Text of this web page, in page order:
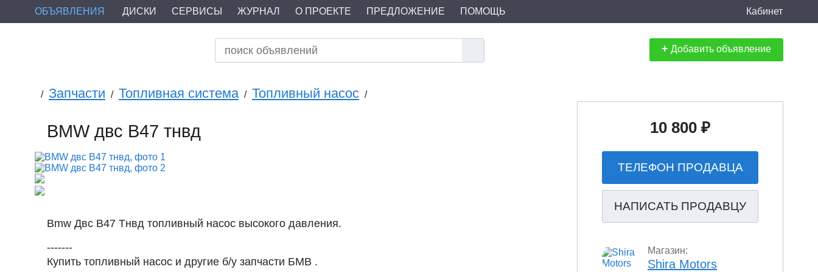
ОБЪЯВЛЕНИЯ ДИСКИ СЕРВИСЫ ЖУРНАЛ О ПРОЕКТЕ ПРЕДЛОЖЕНИЕ ПОМОЩЬ Кабинет
+ Добавить объявление
/ Запчасти / Топливная система / Топливный насос /
BMW двс B47 тнвд
Bmw Двс B47 Тнвд топливный насос высокого давления.
-------
Купить топливный насос и другие б/у запчасти БМВ .
10 800 ₽
ТЕЛЕФОН ПРОДАВЦА
НАПИСАТЬ ПРОДАВЦУ
Магазин:
Shira Motors